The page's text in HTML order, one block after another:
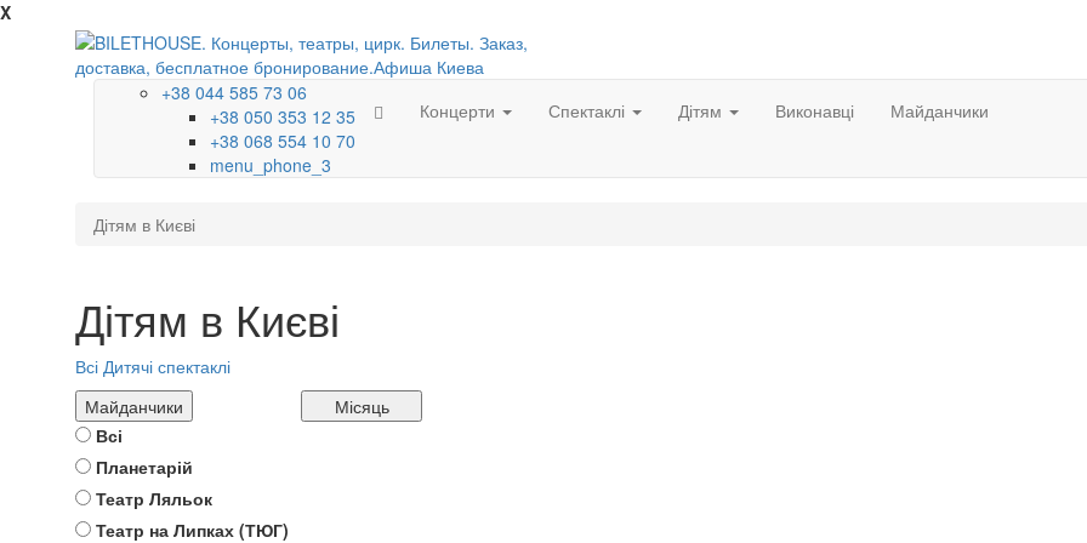
X
+38 044 585 73 06
+38 050 353 12 35
+38 068 554 10 70
menu_phone_3
Концерти Спектаклі Дітям Виконавці Майданчики
Дітям в Києві
Дітям в Києві
Всі Дитячі спектаклі
Майданчики
Всі
Планетарій
Театр Ляльок
Театр на Липках (ТЮГ)
Місяць